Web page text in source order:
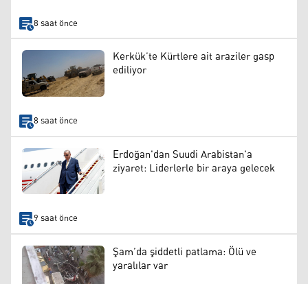
8 saat önce
Kerkük’te Kürtlere ait araziler gasp
ediliyor
8 saat önce
Erdoğan'dan Suudi Arabistan'a
ziyaret: Liderlerle bir araya gelecek
9 saat önce
Şam’da şiddetli patlama: Ölü ve
yaralılar var